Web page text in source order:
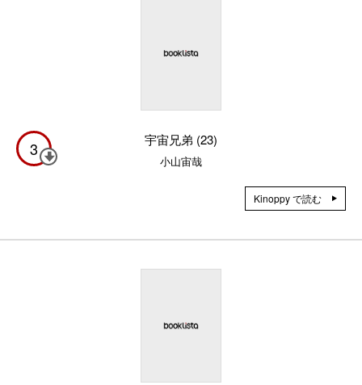
3 宇宙兄弟 (23)
小山宙哉
Kinoppy で読む